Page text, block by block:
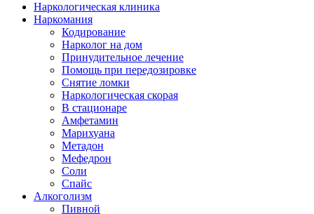
Наркологическая клиника
Наркомания
Кодирование
Нарколог на дом
Принудительное лечение
Помощь при передозировке
Снятие ломки
Наркологическая скорая
В стационаре
Амфетамин
Марихуана
Метадон
Мефедрон
Соли
Спайс
Алкоголизм
Пивной